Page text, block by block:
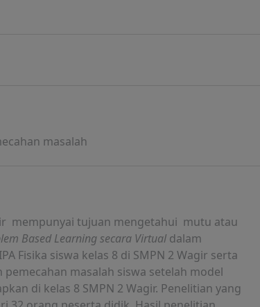
masalah
mempunyai tujuan mengetahui mutu atau
Based Learning secara Virtual dalam
Fisika siswa kelas 8 di SMPN 2 Wagir serta
masalah siswa setelah model
di kelas 8 SMPN 2 Wagir. Penelitian yang